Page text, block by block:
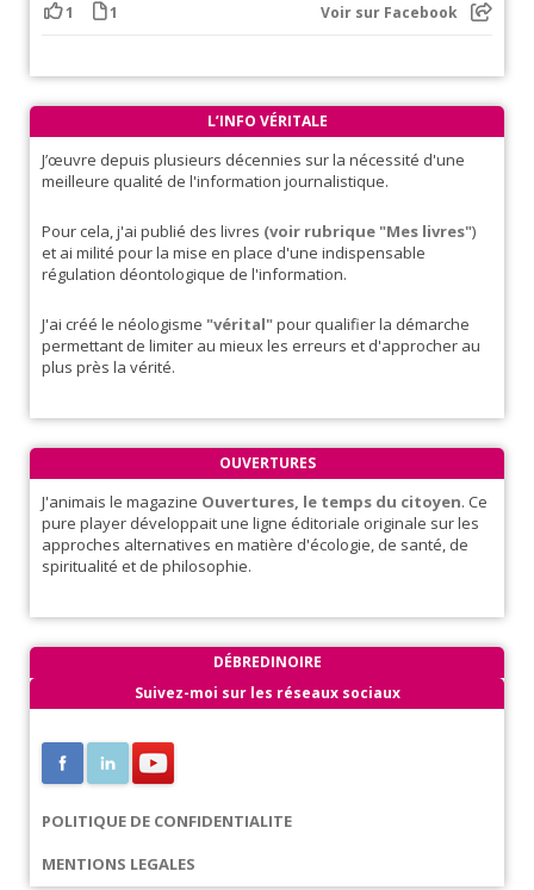
1 1 Voir sur Facebook
L’INFO VÉRITALE
J’œuvre depuis plusieurs décennies sur la nécessité d'une
meilleure qualité de l'information journalistique.
Pour cela, j'ai publié des livres (voir rubrique "Mes livres")
et ai milité pour la mise en place d'une indispensable
régulation déontologique de l'information.
J'ai créé le néologisme "vérital"pour qualifier la démarche
permettant de limiter au mieux les erreurs et d'approcher au
plus près la vérité.
OUVERTURES
J'animais le magazine Ouvertures, le temps du citoyen. Ce
pure player développait une ligne éditoriale originale sur les
approches alternatives en matière d'écologie, de santé, de
spiritualité et de philosophie.
DÉBREDINOIRE
Suivez-moi sur les réseaux sociaux
POLITIQUE DE CONFIDENTIALITE
MENTIONS LEGALES